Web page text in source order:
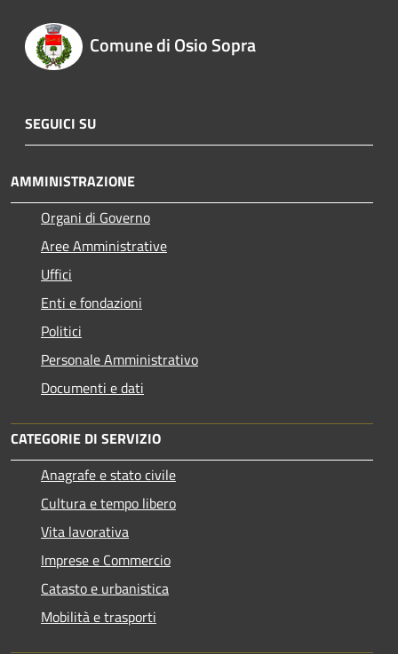
Comune di Osio Sopra
SEGUICI SU
AMMINISTRAZIONE
Organi di Governo
Aree Amministrative
Uffici
Enti e fondazioni
Politici
Personale Amministrativo
Documenti e dati
CATEGORIE DI SERVIZIO
Anagrafe e stato civile
Cultura e tempo libero
Vita lavorativa
Imprese e Commercio
Catasto e urbanistica
Mobilità e trasporti